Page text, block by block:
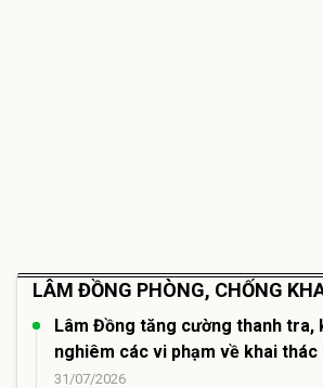
LÂM ĐỒNG PHÒNG, CHỐNG
Lâm Đồng tăng cường thanh tra,
nghiêm các vi phạm về khai thác
31/07/2026